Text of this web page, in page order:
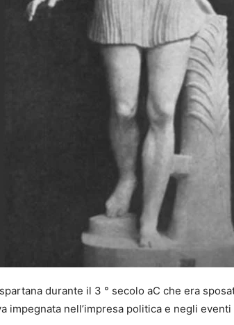
durante il 3 ° secolo aC che era
impegnata nell’impresa politica e negli eventi